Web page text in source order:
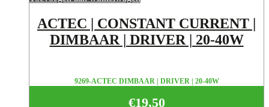
ACTEC | CONSTANT CURRENT |
DIMBAAR | DRIVER | 20-40W
9269-ACTEC DIMBAAR | DRIVER | 20-40W
€19,50